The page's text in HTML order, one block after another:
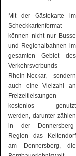
Mit der Gästekarte im
Scheckkartenformat
können nicht nur Busse
und Regionalbahnen im
gesamten Gebiet des
Verkehrsverbunds
Rhein-Neckar, sondern
auch eine Vielzahl an
Freizeitleistungen
kostenlos genutzt
werden, darunter zählen
in der Donnersberg-
Region das Keltendorf
am Donnersberg, die